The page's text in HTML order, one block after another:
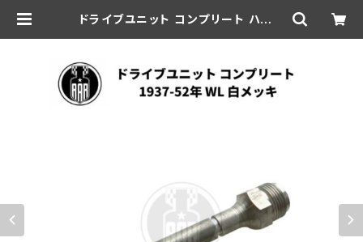
ドライブユニット コンプリート ハーレ